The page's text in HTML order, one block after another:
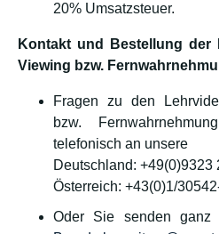
20% Umsatzsteuer.
Kontakt und Bestellung der
Viewing bzw.
Fragen zu den
bzw.
telefonisch an unsere
Deutschland: +49(0)9323
Österreich: +43(0)1/
Oder Sie senden